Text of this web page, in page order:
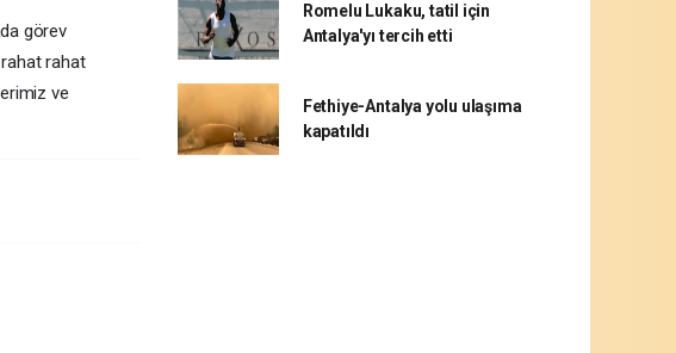
görev
rahat rahat
ve
Romelu Lukaku, tatil için
Antalya'yı tercih etti
Fethiye-Antalya yolu ulaşıma
kapatıldı